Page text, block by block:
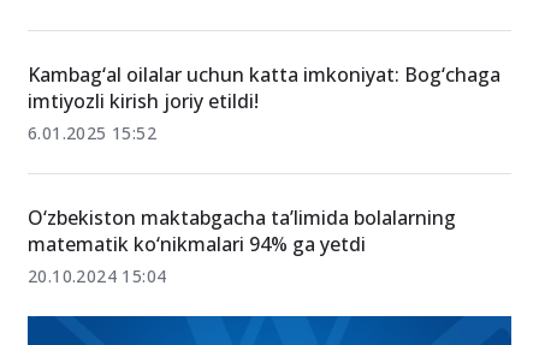
nazorat qilish markazi tashkil etiladi
28.01.2025 01:44
imtiyozli kirish joriy etildi!
6.01.2025 15:52